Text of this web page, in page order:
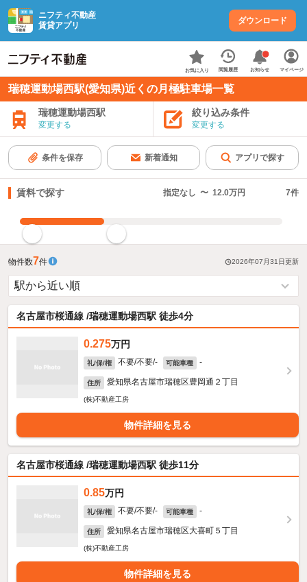
ニフティ不動産
賃貸アプリ
ダウンロード
お気に入り 閲覧履歴 お知らせ マイページ
瑞穂運動場西駅(愛知県)近くの月極駐車場一覧
瑞穂運動場西駅
変更する
絞り込み条件
変更する
条件を保存 新着通知 アプリで探す
賃料で探す 指定なし 〜 12.0万円 7件
物件数7件 2026年07月31日更新
名古屋市桜通線 /瑞穂運動場西駅 徒歩4分
0.275万円
礼/保/権 不要/不要/- 可能車種 -
住所 愛知県名古屋市瑞穂区豊岡通２丁目
(株)不動産工房
物件詳細を見る
名古屋市桜通線 /瑞穂運動場西駅 徒歩11分
0.85万円
礼/保/権 不要/不要/- 可能車種 -
住所 愛知県名古屋市瑞穂区大喜町５丁目
(株)不動産工房
物件詳細を見る